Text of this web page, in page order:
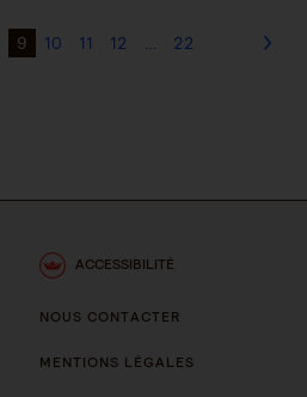
9 10 11 12 … 22
ACCESSIBILITÉ
NOUS CONTACTER
MENTIONS LÉGALES